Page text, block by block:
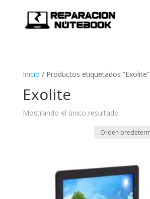
Inicio / Productos etiquetados “Exolite”
Exolite
Mostrando el único resultado